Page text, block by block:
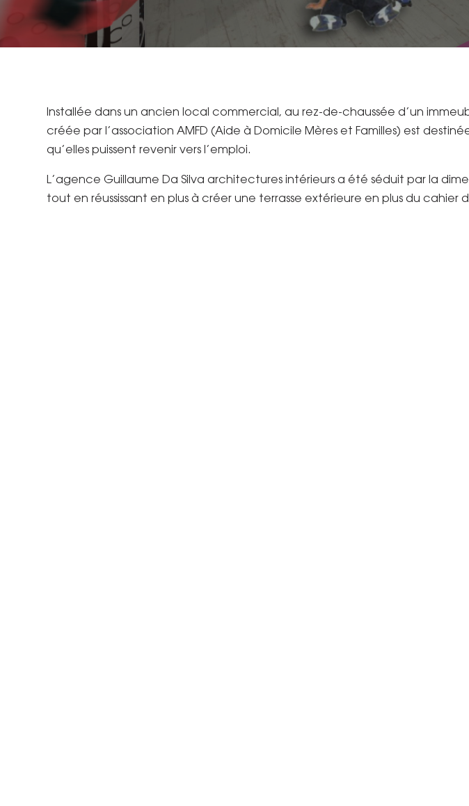
Installée dans un ancien local commercial, au rez-de-chaussée d’un
créée par l’association AMFD (Aide à Domicile Mères et Familles) est
qu’elles puissent revenir vers l’emploi.
L’agence Guillaume Da Silva architectures intérieurs a été séduit par la
tout en réussissant en plus à créer une terrasse extérieure en plus du cahier